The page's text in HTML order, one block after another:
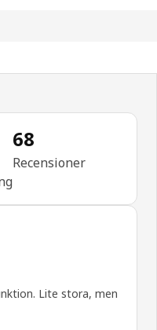
stjärnor. Totalt antal
68
Recensioner
Lite stora, men